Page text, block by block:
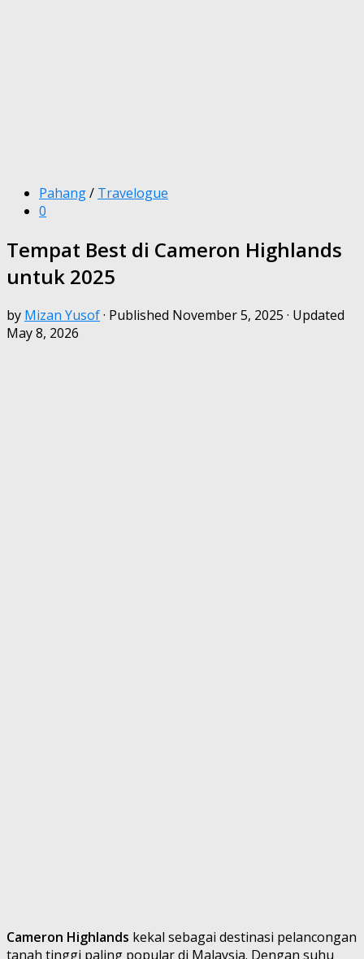
Pahang/ Travelogue
0
Tempat Best di Cameron Highlands
untuk 2025
by Mizan Yusof· Published November 5, 2025 · Updated
May 8, 2026
Cameron Highlands kekal sebagai destinasi pelancongan
tanah tinggi paling popular di Malaysia. Dengan suhu